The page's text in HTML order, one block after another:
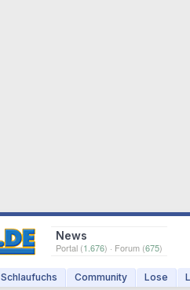
News
Portal (1.676) · Forum (675)
Schlaufuchs Community Lose